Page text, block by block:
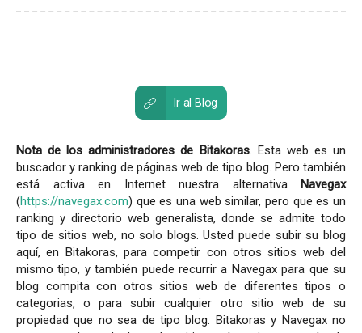
Ir al Blog
Nota de los administradores de Bitakoras. Esta web es un
buscador y ranking de páginas web de tipo blog. Pero también
está activa en Internet nuestra alternativa Navegax
(https://navegax.com) que es una web similar, pero que es un
ranking y directorio web generalista, donde se admite todo
tipo de sitios web, no solo blogs. Usted puede subir su blog
aquí, en Bitakoras, para competir con otros sitios web del
mismo tipo, y también puede recurrir a Navegax para que su
blog compita con otros sitios web de diferentes tipos o
categorias, o para subir cualquier otro sitio web de su
propiedad que no sea de tipo blog. Bitakoras y Navegax no